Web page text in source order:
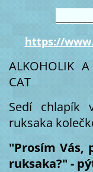
https://
ALKOHOLIK
CAT
Sedí chlapík
ruksaka
"Prosím Vás,
ruksaka?" -